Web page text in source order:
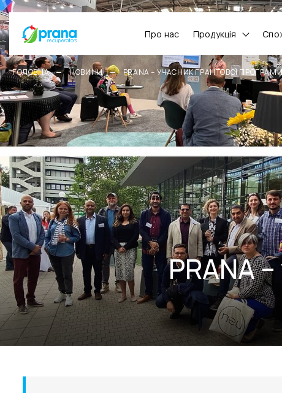
Про нас Продукція
ГОЛОВНА НОВИНИ PRANA – УЧАСНИК ГРАНТОВОЇ
PRANA